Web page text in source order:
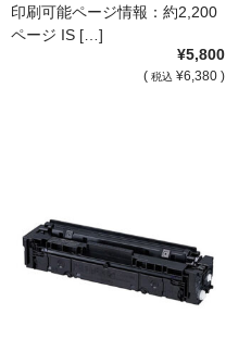
印刷可能ページ情報：約2,200
ページ IS […]
¥5,800
( 税込 ¥6,380 )